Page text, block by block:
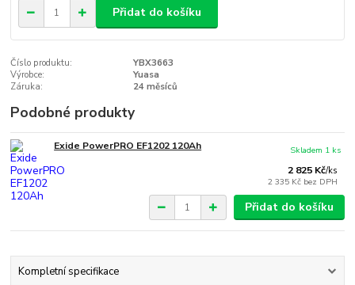
Přidat do košíku
Číslo produktu:
YBX3663
Výrobce:
Yuasa
Záruka:
24 měsíců
Podobné produkty
Exide PowerPRO EF1202 120Ah
2 825 Kč/ks
2 335 Kč bez DPH
Skladem 1 ks
Přidat do košíku
Kompletní specifikace